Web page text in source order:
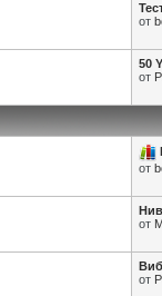
от
50
от
от
от
от